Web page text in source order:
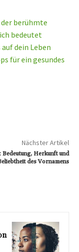
der berühmte
bedeutet
dein Leben
für ein gesundes
Nächster Artikel
Bedeutung, Herkunft und
des Vornamens